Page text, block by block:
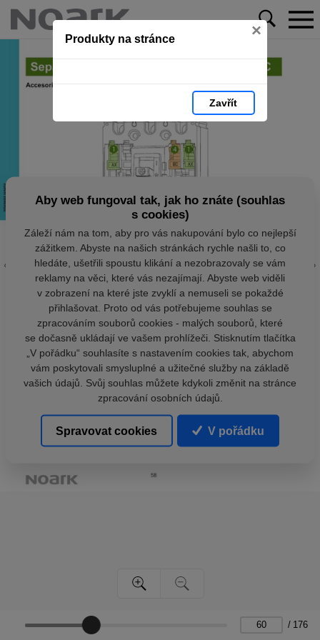
Produkty na stránce ×
Zavřít
/ 176
Aby web fungoval tak, jak ho znáte (souhlas
s cookies)
Záleží nám na tom, aby pro vás nakupování bylo co nejlepší
zážitkem. Abyste na našich stránkách rychle našli to, co
hledáte, ušetřili spoustu klikání a nezobrazovaly se vám
reklamy na věci, které vás nezajímají. Abyste web viděli
v zobrazení na které jste zvyklí a nemuseli se pokaždé
přihlašovat. Proto od vás potřebujeme souhlas se
zpracováním souborů cookies - malých souborů, které
se dočasně ukládají ve vašem prohlížeči. Stisknutím tlačítka
„V pořádku“ souhlasíte s nastavením cookies tak, abychom
vám poskytovali smysluplné a užitečné služby na základě
vašich údajů. Svůj souhlas můžete kdykoli změnit na stránce
zpracování osobních údajů.
Spravovat cookies V pořádku